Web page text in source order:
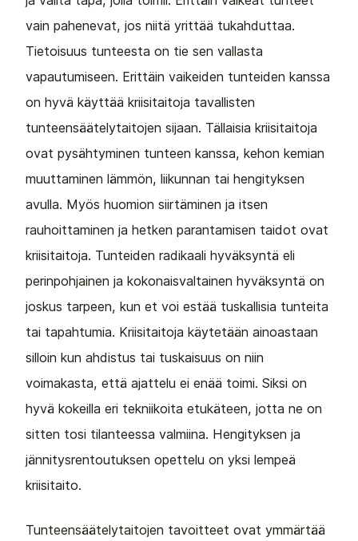
vain pahenevat, jos niitä yrittää tukahduttaa.
Tietoisuus tunteesta on tie sen vallasta
vapautumiseen. Erittäin vaikeiden tunteiden kanssa
on hyvä käyttää kriisitaitoja tavallisten
tunteensäätelytaitojen sijaan. Tällaisia kriisitaitoja
ovat pysähtyminen tunteen kanssa, kehon kemian
muuttaminen lämmön, liikunnan tai hengityksen
avulla. Myös huomion siirtäminen ja itsen
rauhoittaminen ja hetken parantamisen taidot ovat
kriisitaitoja. Tunteiden radikaali hyväksyntä eli
perinpohjainen ja kokonaisvaltainen hyväksyntä on
joskus tarpeen, kun et voi estää tuskallisia tunteita
tai tapahtumia. Kriisitaitoja käytetään ainoastaan
silloin kun ahdistus tai tuskaisuus on niin
voimakasta, että ajattelu ei enää toimi. Siksi on
hyvä kokeilla eri tekniikoita etukäteen, jotta ne on
sitten tosi tilanteessa valmiina. Hengityksen ja
jännitysrentoutuksen opettelu on yksi lempeä
kriisitaito.
Tunteensäätelytaitojen tavoitteet ovat ymmärtää